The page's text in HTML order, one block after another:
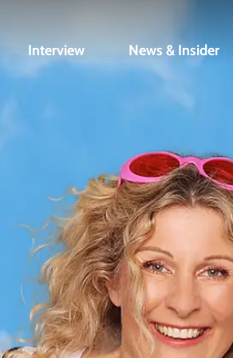
Interview News & Insider